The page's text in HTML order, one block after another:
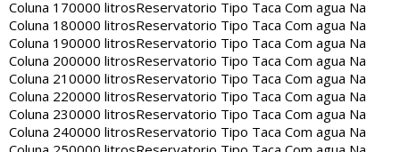
Coluna 170000 litrosReservatorio Tipo Taca Com agua Na
Coluna 180000 litrosReservatorio Tipo Taca Com agua Na
Coluna 190000 litrosReservatorio Tipo Taca Com agua Na
Coluna 200000 litrosReservatorio Tipo Taca Com agua Na
Coluna 210000 litrosReservatorio Tipo Taca Com agua Na
Coluna 220000 litrosReservatorio Tipo Taca Com agua Na
Coluna 230000 litrosReservatorio Tipo Taca Com agua Na
Coluna 240000 litrosReservatorio Tipo Taca Com agua Na